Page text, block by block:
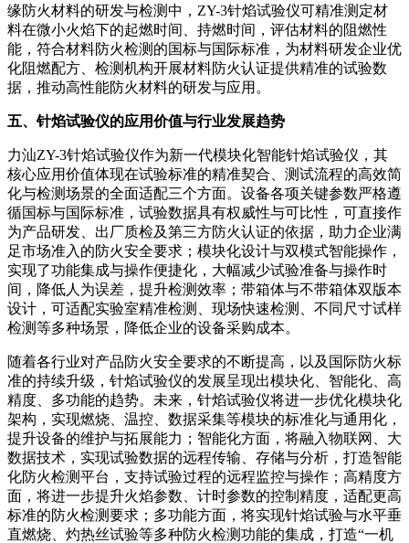
缘防火材料的研发与检测中，ZY-3针焰试验仪可精准测定材
料在微小火焰下的起燃时间、持燃时间，评估材料的阻燃性
能，符合材料防火检测的国标与国际标准，为材料研发企业优
化阻燃配方、检测机构开展材料防火认证提供精准的试验数
据，推动高性能防火材料的研发与应用。
五、针焰试验仪的应用价值与行业发展趋势
力汕ZY-3针焰试验仪作为新一代模块化智能针焰试验仪，其
核心应用价值体现在试验标准的精准契合、测试流程的高效简
化与检测场景的全面适配三个方面。设备各项关键参数严格遵
循国标与国际标准，试验数据具有权威性与可比性，可直接作
为产品研发、出厂质检及第三方防火认证的依据，助力企业满
足市场准入的防火安全要求；模块化设计与双模式智能操作，
实现了功能集成与操作便捷化，大幅减少试验准备与操作时
间，降低人为误差，提升检测效率；带箱体与不带箱体双版本
设计，可适配实验室精准检测、现场快速检测、不同尺寸试样
检测等多种场景，降低企业的设备采购成本。
随着各行业对产品防火安全要求的不断提高，以及国际防火标
准的持续升级，针焰试验仪的发展呈现出模块化、智能化、高
精度、多功能的趋势。未来，针焰试验仪将进一步优化模块化
架构，实现燃烧、温控、数据采集等模块的标准化与通用化，
提升设备的维护与拓展能力；智能化方面，将融入物联网、大
数据技术，实现试验数据的远程传输、存储与分析，打造智能
化防火检测平台，支持试验过程的远程监控与操作；高精度方
面，将进一步提升火焰参数、计时参数的控制精度，适配更高
标准的防火检测要求；多功能方面，将实现针焰试验与水平垂
直燃烧、灼热丝试验等多种防火检测功能的集成，打造“一机